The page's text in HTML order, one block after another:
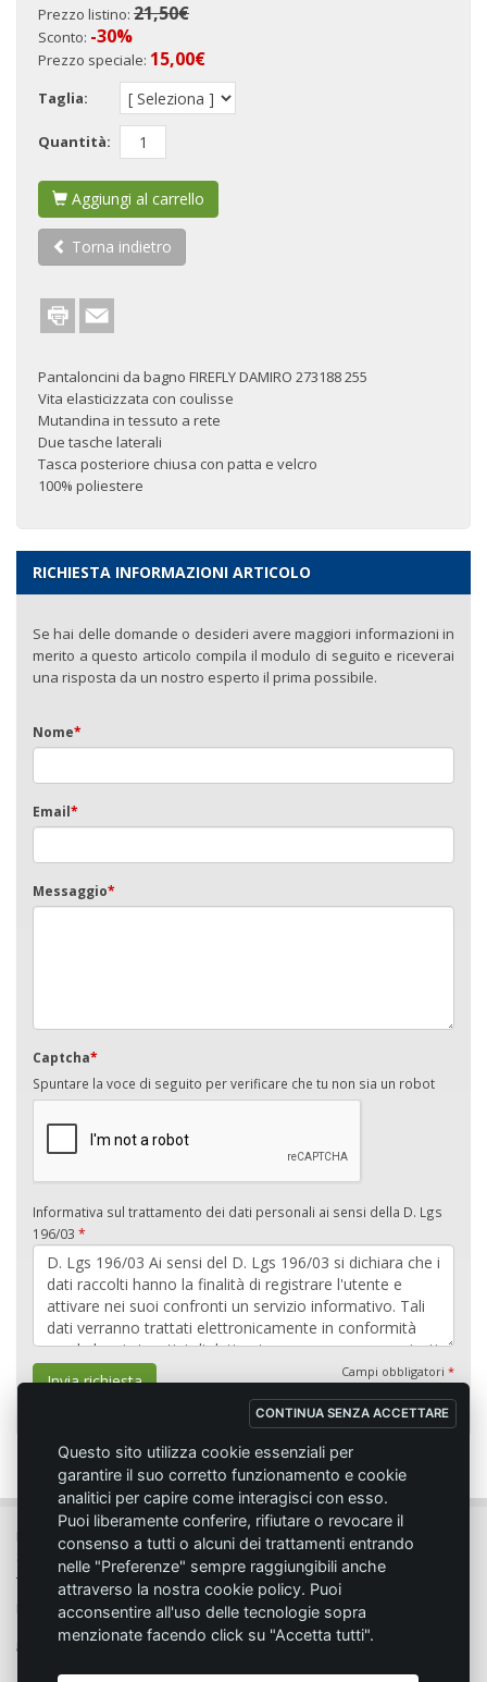
Prezzo listino: 21,50€
Sconto: -30%
Prezzo speciale: 15,00€
Taglia:
Quantità:
Aggiungi al carrello
Torna indietro
Pantaloncini da bagno FIREFLY DAMIRO 273188 255
Vita elasticizzata con coulisse
Mutandina in tessuto a rete
Due tasche laterali
Tasca posteriore chiusa con patta e velcro
100% poliestere
RICHIESTA INFORMAZIONI ARTICOLO
Se hai delle domande o desideri avere maggiori informazioni in
merito a questo articolo compila il modulo di seguito e riceverai
una risposta da un nostro esperto il prima possibile.
Nome*
Email*
Messaggio*
Captcha*
Spuntare la voce di seguito per verificare che tu non sia un robot
Informativa sul trattamento dei dati personali ai sensi della D. Lgs
196/03 *
Invia richiesta Campi obbligatori *
CONTINUA SENZA ACCETTARE
Questo sito utilizza cookie essenziali per
garantire il suo corretto funzionamento e cookie
analitici per capire come interagisci con esso.
Puoi liberamente conferire, rifiutare o revocare il
consenso a tutti o alcuni dei trattamenti entrando
nelle "Preferenze" sempre raggiungibili anche
attraverso la nostra cookie policy. Puoi
acconsentire all'uso delle tecnologie sopra
menzionate facendo click su "Accetta tutti".
MC SPORT MARKET LODI - Via del Lavoro, 14 - 26817 SAN MARTINO IN
STRADA (LO)
Tel. 0371.432774 - Fax 0371.432775 - Email:info@emmecisport.com
P.IVA 06749350150 - Iscriz. Trib. Lodi n° 4287 - C.C.I.A.A. n° 1122943